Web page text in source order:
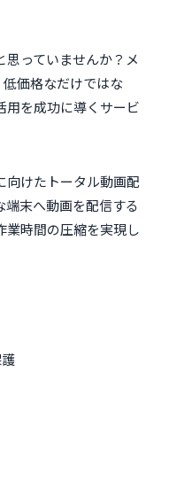
っていませんか？メ
価格なだけではな
用を成功に導くサービ
向けたトータル動画配
末へ動画を配信する
業時間の圧縮を実現し